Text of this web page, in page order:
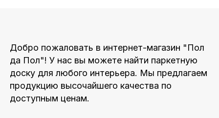
Добро пожаловать в интернет-магазин "Пол
да Пол"! У нас вы можете найти паркетную
доску для любого интерьера. Мы предлагаем
продукцию высочайшего качества по
доступным ценам.